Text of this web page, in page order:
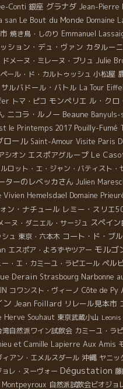
Conti 銀座 グラナダ Jean-Pierre
san Le Bout du Monde Domaine
焼き鳥・しのり Emmanuel
ション・デュ・ヴァン カタルー
ドメーヌ・ミレーヌ・ブリュ Julie
ール・ド・カルトゥッシュ 小松屋
サルバドール・バトル La Tour Eiffel
トマ・ピコ モンペリエ ル・クロ
ニコラ・ルノー Beaune
le Printemps 2017 Pouilly-Fumé
ロール Saint-Amour Visite Paris
シオン エスポアグループ Le
ロット・エ・ジャン・バティスト・
ターのレベッカさん Julien
Vivien Hemelsdael Domaine
ン・ナチュール レミー・スリエ
ーヌ・ダニエル・サージュ スペイ
ュ 東京・六本木 コート・ド・ブ
エスポア・よろずやツアー モルゴ
ー・エ・カミーユ・ラピエール ペル
Derain Strasbourg Narbonne
コワンスト・ヴィーノ Côte de Py
ン Jean Foillard リレール見本市
Herve Souhaut 東京武蔵小山 Leonis
湾自然派ワイン試飲会 カミーユ・ラ
et Camille Lapierre Aux Amis
ィアン・エメルスダール 沖縄 ヤニッ
ョレ・ヌーヴォー Dégustation
Montpeyroux 自然派試飲会ビオジョ